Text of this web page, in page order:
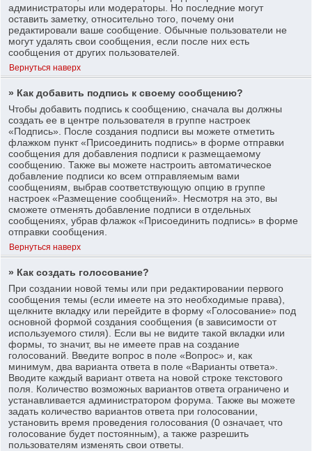
администраторы или модераторы. Но последние могут
оставить заметку, относительно того, почему они
редактировали ваше сообщение. Обычные пользователи не
могут удалять свои сообщения, если после них есть
сообщения от других пользователей.
Вернуться наверх
» Как добавить подпись к своему сообщению?
Чтобы добавить подпись к сообщению, сначала вы должны
создать ее в центре пользователя в группе настроек
«Подпись». После создания подписи вы можете отметить
флажком пункт «Присоединить подпись» в форме отправки
сообщения для добавления подписи к размещаемому
сообщению. Также вы можете настроить автоматическое
добавление подписи ко всем отправляемым вами
сообщениям, выбрав соответствующую опцию в группе
настроек «Размещение сообщений». Несмотря на это, вы
сможете отменять добавление подписи в отдельных
сообщениях, убрав флажок «Присоединить подпись» в форме
отправки сообщения.
Вернуться наверх
» Как создать голосование?
При создании новой темы или при редактировании первого
сообщения темы (если имеете на это необходимые права),
щелкните вкладку или перейдите в форму «Голосование» под
основной формой создания сообщения (в зависимости от
используемого стиля). Если вы не видите такой вкладки или
формы, то значит, вы не имеете прав на создание
голосований. Введите вопрос в поле «Вопрос» и, как
минимум, два варианта ответа в поле «Варианты ответа».
Вводите каждый вариант ответа на новой строке текстового
поля. Количество возможных вариантов ответа ограничено и
устанавливается администратором форума. Также вы можете
задать количество вариантов ответа при голосовании,
установить время проведения голосования (0 означает, что
голосование будет постоянным), а также разрешить
пользователям изменять свои ответы.